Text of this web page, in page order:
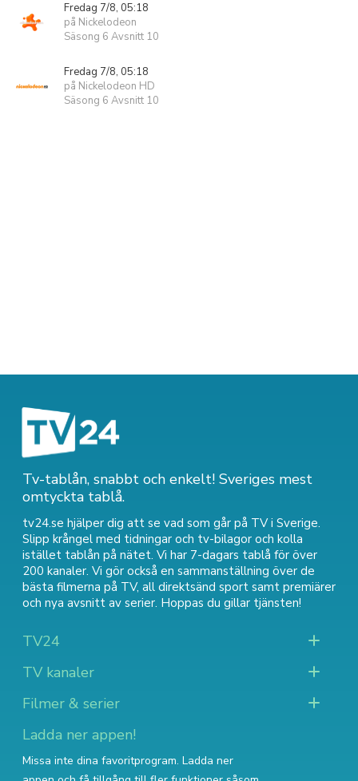
Fredag 7/8, 05:18
på Nickelodeon
Säsong 6 Avsnitt 10
Fredag 7/8, 05:18
på Nickelodeon HD
Säsong 6 Avsnitt 10
Tv-tablån, snabbt och enkelt! Sveriges mest
omtyckta tablå.
tv24.se hjälper dig att se vad som går på TV i Sverige.
Slipp krångel med tidningar och tv-bilagor och kolla
istället tablån på nätet. Vi har 7-dagars tablå för över
200 kanaler. Vi gör också en sammanställning över de
bästa filmerna på TV, all direktsänd sport samt premiärer
och nya avsnitt av serier. Hoppas du gillar tjänsten!
TV24
TV kanaler
Filmer & serier
Ladda ner appen!
Missa inte dina favoritprogram. Ladda ner